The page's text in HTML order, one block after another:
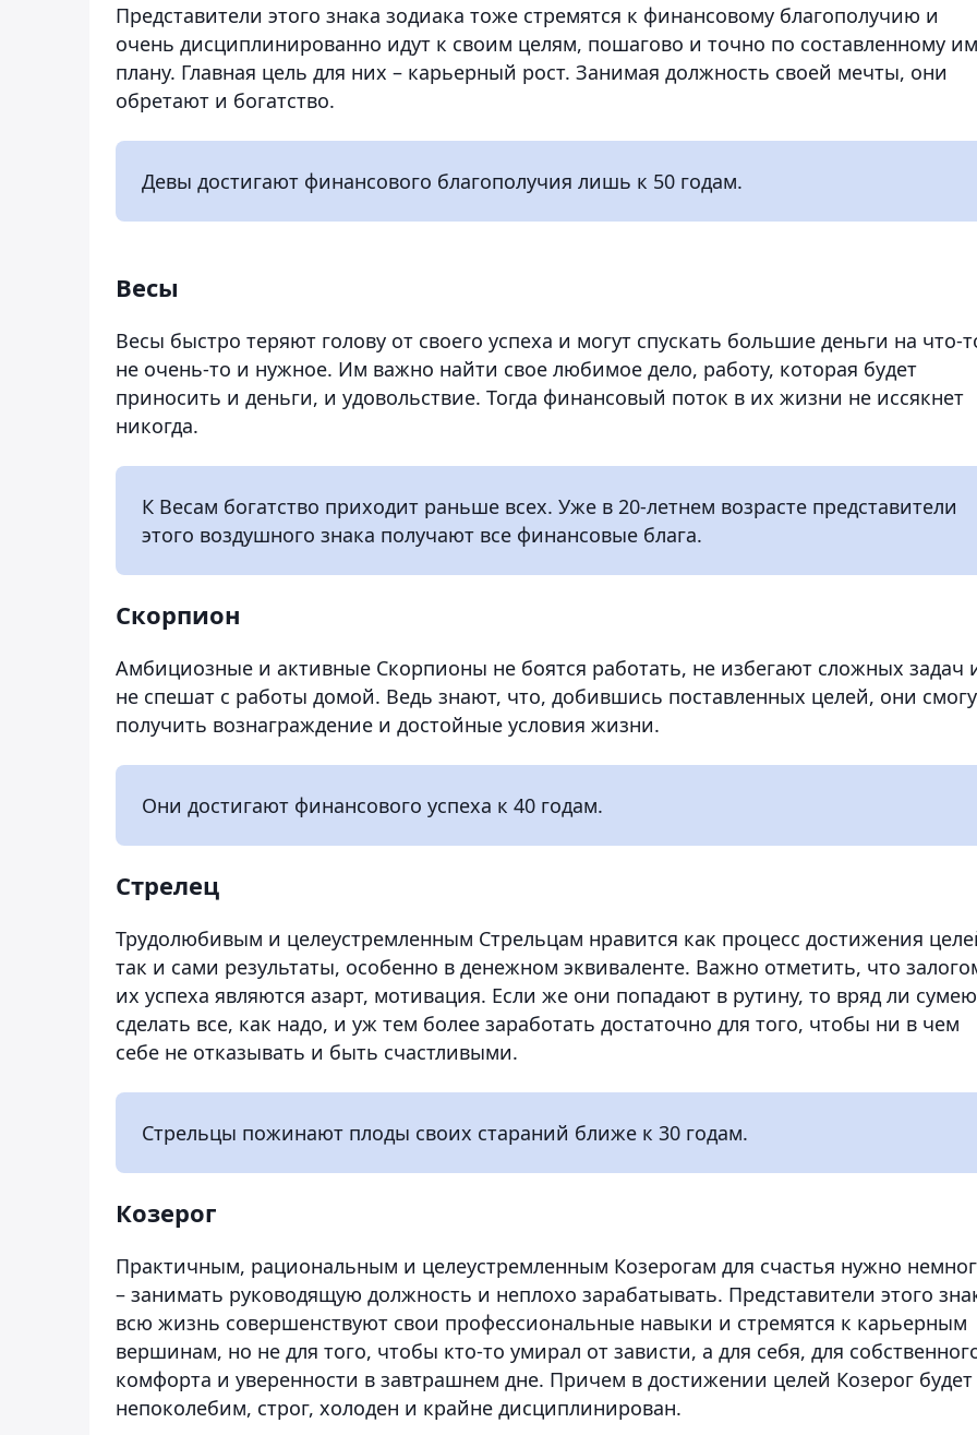
Представители этого знака зодиака тоже стремятся к финансовому благополучию и
очень дисциплинированно идут к своим целям, пошагово и точно по составленному
плану. Главная цель для них – карьерный рост. Занимая должность своей мечты, они
обретают и богатство.
Девы достигают финансового благополучия лишь к 50 годам.
Весы
Весы быстро теряют голову от своего успеха и могут спускать большие деньги на что-
не очень-то и нужное. Им важно найти свое любимое дело, работу, которая будет
приносить и деньги, и удовольствие. Тогда финансовый поток в их жизни не иссякнет
никогда.
К Весам богатство приходит раньше всех. Уже в 20-летнем возрасте представители
этого воздушного знака получают все финансовые блага.
Скорпион
Амбициозные и активные Скорпионы не боятся работать, не избегают сложных задач
не спешат с работы домой. Ведь знают, что, добившись поставленных целей, они
получить вознаграждение и достойные условия жизни.
Они достигают финансового успеха к 40 годам.
Стрелец
Трудолюбивым и целеустремленным Стрельцам нравится как процесс достижения
так и сами результаты, особенно в денежном эквиваленте. Важно отметить, что
их успеха являются азарт, мотивация. Если же они попадают в рутину, то вряд ли
сделать все, как надо, и уж тем более заработать достаточно для того, чтобы ни в чем
себе не отказывать и быть счастливыми.
Стрельцы пожинают плоды своих стараний ближе к 30 годам.
Козерог
Практичным, рациональным и целеустремленным Козерогам для счастья нужно
– занимать руководящую должность и неплохо зарабатывать. Представители этого
всю жизнь совершенствуют свои профессиональные навыки и стремятся к карьерным
вершинам, но не для того, чтобы кто-то умирал от зависти, а для себя, для
комфорта и уверенности в завтрашнем дне. Причем в достижении целей Козерог будет
непоколебим, строг, холоден и крайне дисциплинирован.